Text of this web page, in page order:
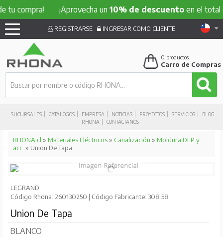
¡Aprovecha un10% de descuentoen el total de tu
SUCURSALES CATÁLOGOS EMPRESA NOTICIAS PROYECTOS SERVICIOS
BLOG
RHONA
CONTÁCTANOS
REGISTRARSE INGRESAR COMO CLIENTE
0 productos
Carro de Compras
RHONA.cl » Materiales Eléctricos» Canalización » Moldura DLP y
acc. » Union De Tapa
LEGRAND
Código Rhona: 260130250 | Código Fabricante: 308 58
Union De Tapa
BLANCO